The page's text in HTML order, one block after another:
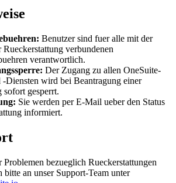
Benutzer sind fuer alle mit der
verbundenen
verantwortlich.
Der Zugang zu allen OneSuite-
Diensten wird bei Beantragung einer
sofort gesperrt.
Sie werden per E-Mail ueber den Status
informiert.
Problemen bezueglich Rueckerstattungen
bitte an unser Support-Team unter